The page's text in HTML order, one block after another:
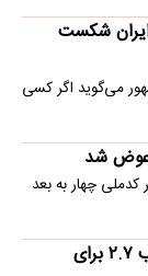
شکست
می‌گوید اگر کسی
عوض شد
کدملی چهار به بعد
اولین واکنش رسمی به ماجرای اعمال ضریب ۲.۷ برای